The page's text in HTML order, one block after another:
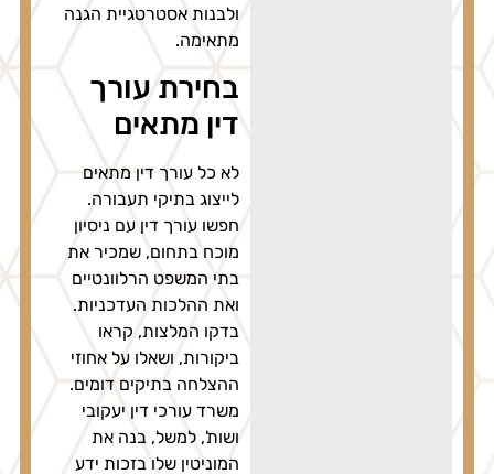
ולבנות אסטרטגיית הגנה
מתאימה.
בחירת עורך
דין מתאים
לא כל עורך דין מתאים
לייצוג בתיקי תעבורה.
חפשו עורך דין עם ניסיון
מוכח בתחום, שמכיר את
בתי המשפט הרלוונטיים
ואת ההלכות העדכניות.
בדקו המלצות, קראו
ביקורות, ושאלו על אחוזי
ההצלחה בתיקים דומים.
משרד עורכי דין יעקובי
ושות', למשל, בנה את
המוניטין שלו בזכות ידע